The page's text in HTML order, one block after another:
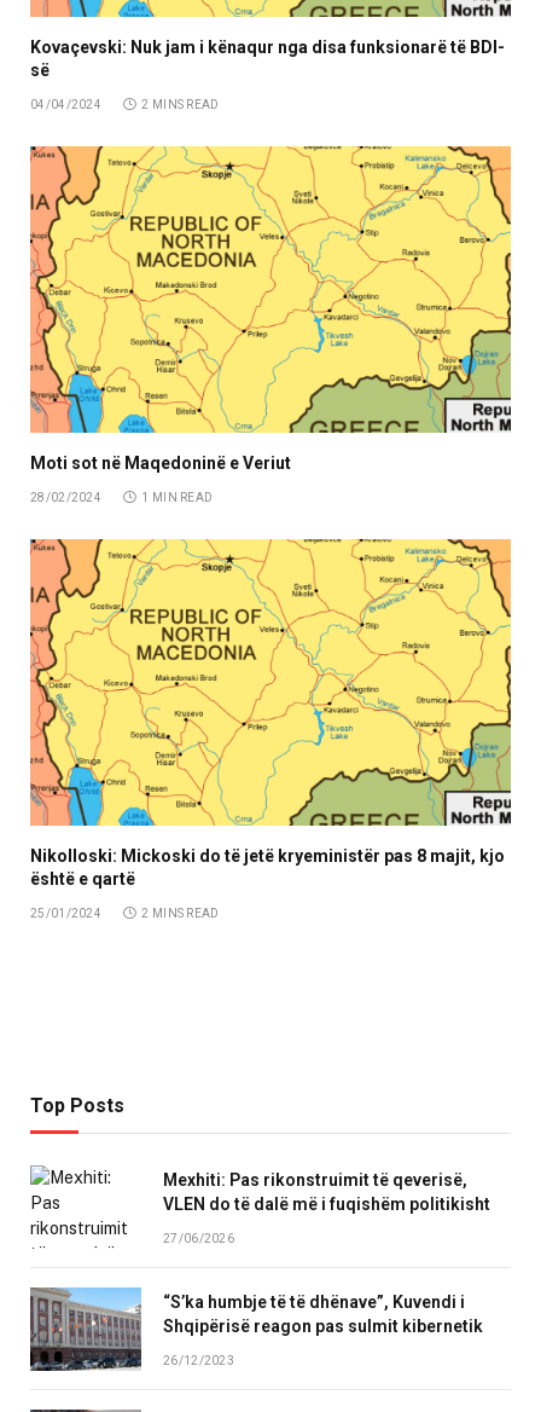
Kovaçevski: Nuk jam i kënaqur nga disa funksionarë të BDI-
së
04/04/2024 2 MINS READ
Moti sot në Maqedoninë e Veriut
28/02/2024 1 MIN READ
Nikolloski: Mickoski do të jetë kryeministër pas 8 majit, kjo
është e qartë
25/01/2024 2 MINS READ
Top Posts
Mexhiti: Pas rikonstruimit të qeverisë,
VLEN do të dalë më i fuqishëm politikisht
27/06/2026
“S’ka humbje të të dhënave”, Kuvendi i
Shqipërisë reagon pas sulmit kibernetik
26/12/2023